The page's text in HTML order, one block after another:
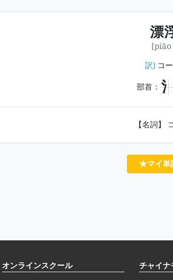
漂
訳)コー
部首：
【名詞】
★マイ単
オンラインスクール チャイナ